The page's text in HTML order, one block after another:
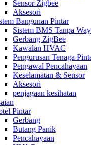
Sensor Zigbee
Aksesori
Bangunan Pintar
Sistem BMS Tanpa
Gerbang ZigBee
Kawalan HVAC
Pengurusan Tenaga
Pengawal Pencahayaan
Keselamatan & Sensor
Aksesori
penjagaan kesihatan
Pintar
Gerbang
Butang Panik
Pencahayaan